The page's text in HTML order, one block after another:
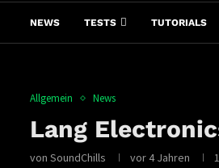
NEWS TESTS TUTORIALS
Allgemein News
Lang
von SoundChills vor 4 Jahren